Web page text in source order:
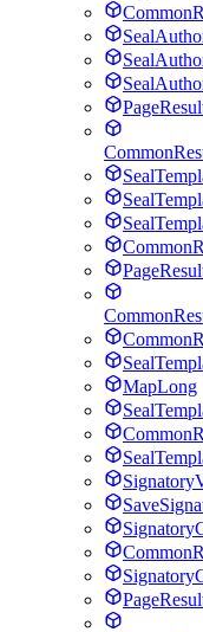
MapLong